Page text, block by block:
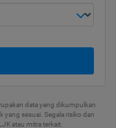
data yang dikumpulkan
sesuai. Segala risiko dan
atau mitra terkait.